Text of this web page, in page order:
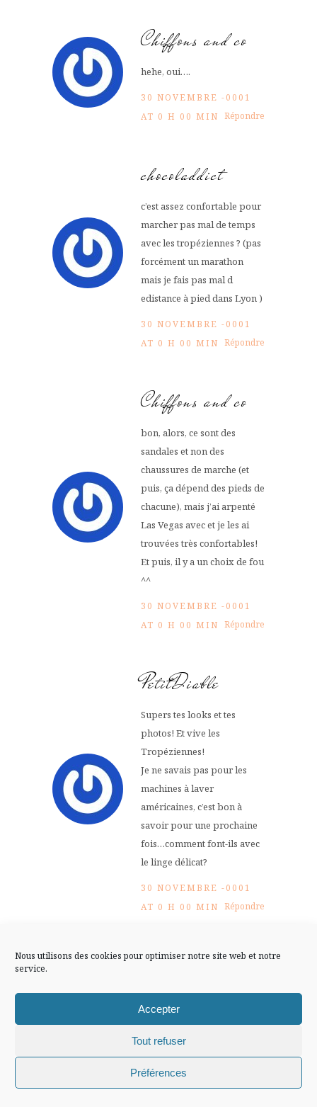
Nous utilisons des cookies pour optimiser notre site web et notre
service.
Accepter
Tout refuser
Préférences
Chiffons and co
hehe, oui….
30 NOVEMBRE -0001
AT 0 H 00 MIN Répondre
chocoladdict
c’est assez confortable pour
marcher pas mal de temps
avec les tropéziennes ? (pas
forcément un marathon
mais je fais pas mal d
edistance à pied dans Lyon )
30 NOVEMBRE -0001
AT 0 H 00 MIN Répondre
Chiffons and co
bon, alors, ce sont des
sandales et non des
chaussures de marche (et
puis, ça dépend des pieds de
chacune), mais j’ai arpenté
Las Vegas avec et je les ai
trouvées très confortables!
Et puis, il y a un choix de fou
^^
30 NOVEMBRE -0001
AT 0 H 00 MIN Répondre
PetitDiable
Supers tes looks et tes
photos! Et vive les
Tropéziennes!
Je ne savais pas pour les
machines à laver
américaines, c’est bon à
savoir pour une prochaine
fois…comment font-ils avec
le linge délicat?
30 NOVEMBRE -0001
AT 0 H 00 MIN Répondre
Chiffons and co
elles ne sont peut-être pas
partout comme ça, mais
30 NOVEMBRE -0001
FLUX INSTA
Suivre sur Instagram
Mentions légales Confidentialité